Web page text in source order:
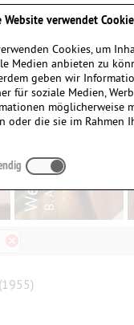
(1955)
Website verwendet
Cookies, um
Medien anbieten zu
geben wir
für soziale Medien,
möglicherweise
oder die sie im Rahmen